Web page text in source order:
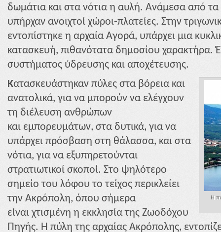
δωμάτια και στα νότια η αυλή. Ανάμεσα από τα
υπήρχαν ανοιχτοί χώροι-πλατείες. Στην
εντοπίστηκε η αρχαία Αγορά, υπάρχει μια
κατασκευή, πιθανότατα δημοσίου χαρακτήρα.
συστήματος ύδρευσης και αποχέτευσης.
Η
Κατασκευάστηκαν πύλες στα βόρεια και
ανατολικά, για να μπορούν να ελέγχουν
τη διέλευση ανθρώπων
και εμπορευμάτων, στα δυτικά, για να
υπάρχει πρόσβαση στη θάλασσα, και στα
νότια, για να εξυπηρετούνται
στρατιωτικοί σκοποί. Στο ψηλότερο
σημείο του λόφου το τείχος περικλείει
την Ακρόπολη, όπου σήμερα
είναι χτισμένη η εκκλησία της Ζωοδόχου
Πηγής. Η πύλη της αρχαίας Ακρόπολης,